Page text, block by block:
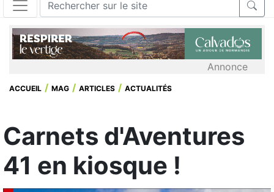
Annonce
ACCUEIL MAG ARTICLES ACTUALITÉS
Carnets d'Aventures
41 en kiosque !